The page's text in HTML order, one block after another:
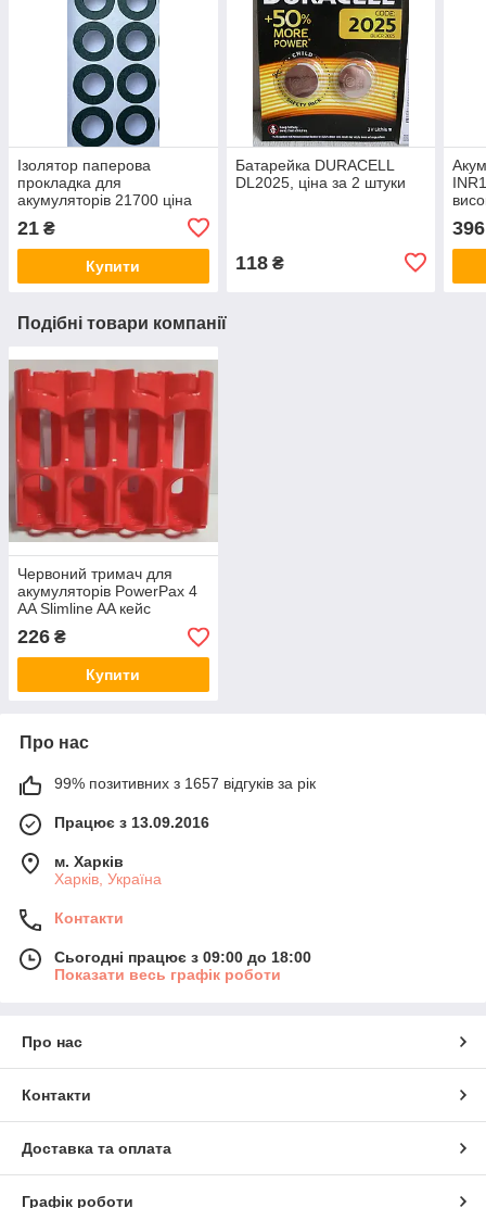
Ізолятор паперова
прокладка для
акумуляторів 21700 ціна
21 ₴
Купити
Батарейка DURACELL
DL2025, ціна за 2 штуки
118₴
396
Подібні товари компанії
Червоний тримач для
акумуляторів PowerPax 4
AA Slimline AA кейс
226 ₴
Купити
Про нас
99% позитивних з 1657 відгуків за рік
Працює з 13.09.2016
м. Харків
Харків, Україна
Контакти
Сьогодні працює з 09:00 до 18:00
Показати весь графік роботи
Про нас
Контакти
Доставка та оплата
Графік роботи